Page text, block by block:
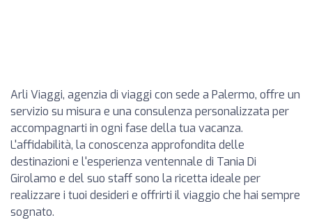
Arli Viaggi, agenzia di viaggi con sede a Palermo, offre un
servizio su misura e una consulenza personalizzata per
accompagnarti in ogni fase della tua vacanza.
L'affidabilità, la conoscenza approfondita delle
destinazioni e l'esperienza ventennale di Tania Di
Girolamo e del suo staff sono la ricetta ideale per
realizzare i tuoi desideri e offrirti il viaggio che hai sempre
sognato.